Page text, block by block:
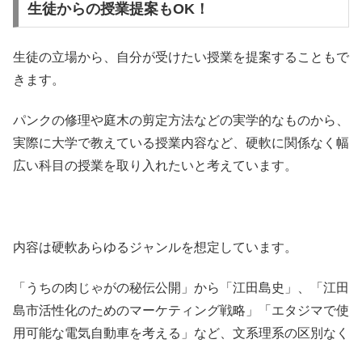
生徒からの授業提案もOK！
生徒の立場から、自分が受けたい授業を提案することもで
きます。
パンクの修理や庭木の剪定方法などの実学的なものから、
実際に大学で教えている授業内容など、硬軟に関係なく幅
広い科目の授業を取り入れたいと考えています。
内容は硬軟あらゆるジャンルを想定しています。
「うちの肉じゃがの秘伝公開」から「江田島史」、「江田
島市活性化のためのマーケティング戦略」「エタジマで使
用可能な電気自動車を考える」など、文系理系の区別なく